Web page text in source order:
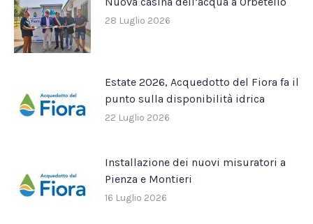
28 Luglio 2026
Estate 2026, Acquedotto del Fiora fa il
punto sulla disponibilità idrica
22 Luglio 2026
Installazione dei nuovi misuratori a
Pienza e Montieri
16 Luglio 2026